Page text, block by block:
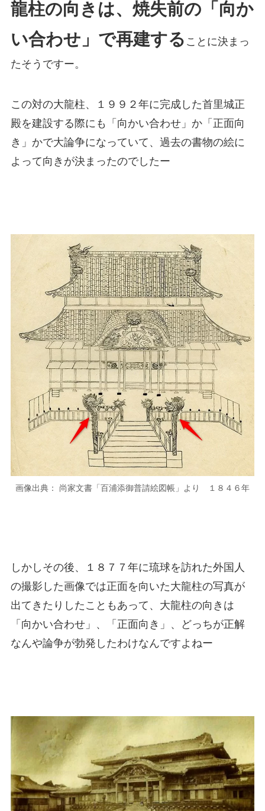
龍柱の向きは、焼失前の「向か
い合わせ」で再建する ことに決まっ
たそうですー。
この対の大龍柱、１９９２年に完成した首里城正
殿を建設する際にも「向かい合わせ」か「正面向
き」かで大論争になっていて、過去の書物の絵に
よって向きが決まったのでしたー
画像出典： 尚家文書「百浦添御普請絵図帳」より １８４６年
しかしその後、１８７７年に琉球を訪れた外国人
の撮影した画像では正面を向いた大龍柱の写真が
出てきたりしたこともあって、大龍柱の向きは
「向かい合わせ」、「正面向き」、どっちが正解
なんや論争が勃発したわけなんですよねー